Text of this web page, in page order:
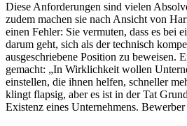
Diese Anforderungen sind vielen
zudem machen sie nach Ansicht von
einen Fehler: Sie vermuten, dass es bei
darum geht, sich als der technisch
ausgeschriebene Position zu beweisen.
gemacht: „In Wirklichkeit wollen
einstellen, die ihnen helfen, schneller
klingt flapsig, aber es ist in der Tat
Existenz eines Unternehmens.